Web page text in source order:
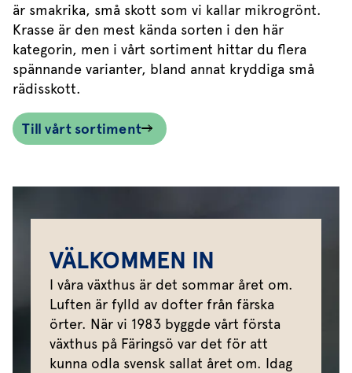
är smakrika, små skott som vi kallar mikrogrönt.
Krasse är den mest kända sorten i den här
kategorin, men i vårt sortiment hittar du flera
spännande varianter, bland annat kryddiga små
rädisskott.
Till vårt sortiment
VÄLKOMMEN IN
I våra växthus är det sommar året om.
Luften är fylld av dofter från färska
örter. När vi 1983 byggde vårt första
växthus på Färingsö var det för att
kunna odla svensk sallat året om. Idag